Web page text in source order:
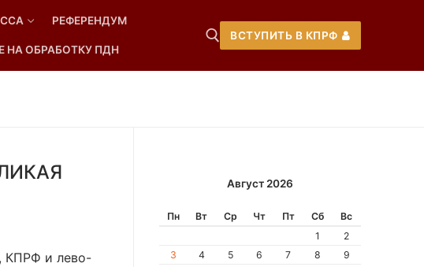
РЕФЕРЕНДУМ
НА ОБРАБОТКУ ПДН
ВСТУПИТЬ В КПРФ
КПРФ и лево-
Август 2026
Пн Вт Ср Чт Пт Сб
Вс
1
2
3
4 5 6 7 8
9